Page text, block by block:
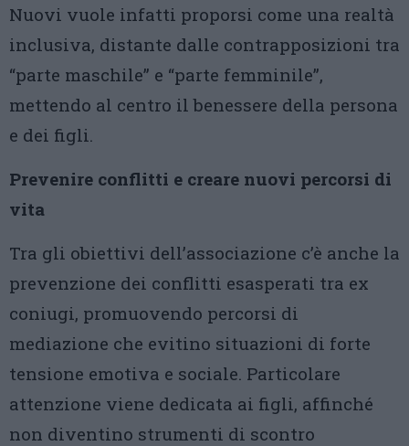
Nuovi vuole infatti proporsi come una realtà
inclusiva, distante dalle contrapposizioni tra
“parte maschile” e “parte femminile”,
mettendo al centro il benessere della persona
e dei figli.
Prevenire conflitti e creare nuovi percorsi di
vita
Tra gli obiettivi dell’associazione c’è anche la
prevenzione dei conflitti esasperati tra ex
coniugi, promuovendo percorsi di
mediazione che evitino situazioni di forte
tensione emotiva e sociale. Particolare
attenzione viene dedicata ai figli, affinché
non diventino strumenti di scontro